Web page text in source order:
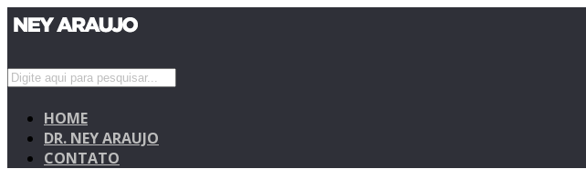
HOME
DR. NEY ARAUJO
CONTATO